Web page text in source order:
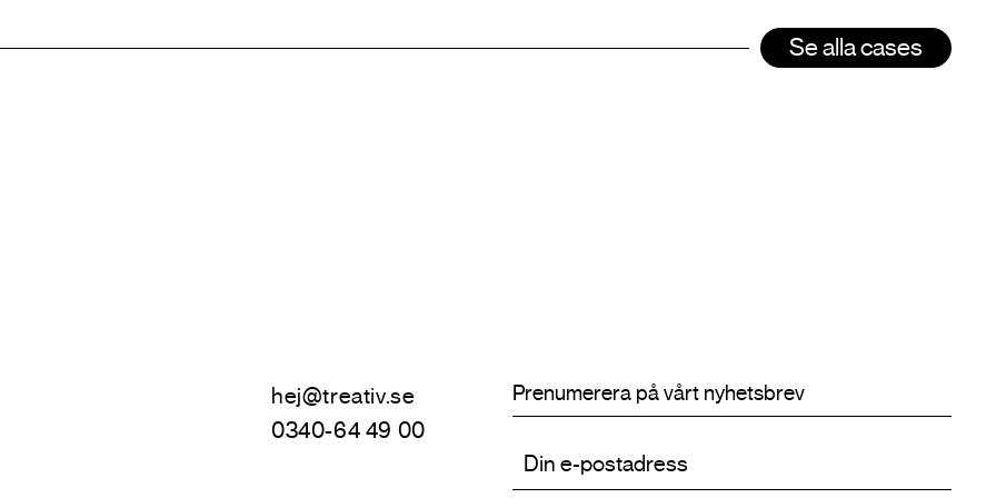
Se alla cases
hej@treativ.se
0340-64 49 00
Prenumerera på vårt nyhetsbrev